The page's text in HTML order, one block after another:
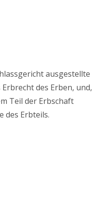
ausgestellte
des Erben, und,
Teil der Erbschaft
des Erbteils.